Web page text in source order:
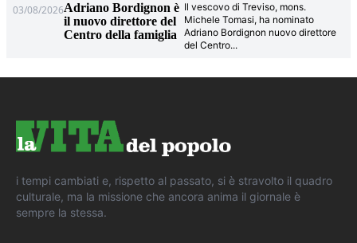
03/08/2026Adriano Bordignon è
il nuovo direttore del
Centro della famiglia
Il vescovo di Treviso, mons.
Michele Tomasi, ha nominato
Adriano Bordignon nuovo direttore
del Centro...
i tempi cambiati e, rispetto al passato, si è stravolto il quadro
culturale, ma la missione che ancora anima il giornale è
sempre la stessa.